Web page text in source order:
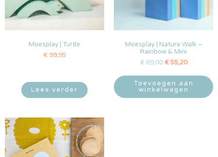
Moesplay | Turtle
€ 99,95
Lees verder
Moesplay | Nature Walk –
Rainbow & Mini
€ 69,00 €55,20
Toevoegen aan
winkelwagen